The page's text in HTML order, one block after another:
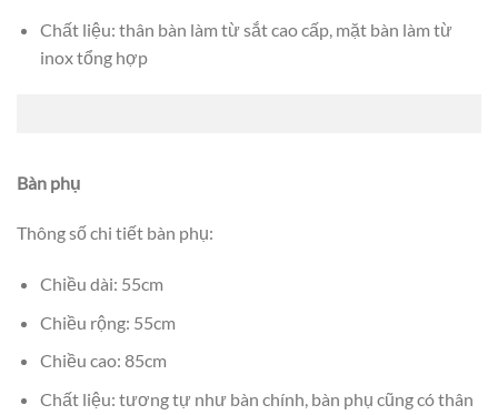
Chất liệu: thân bàn làm từ sắt cao cấp, mặt bàn làm từ
inox tổng hợp
Bàn phụ
Thông số chi tiết bàn phụ:
Chiều dài: 55cm
Chiều rộng: 55cm
Chiều cao: 85cm
Chất liệu: tương tự như bàn chính, bàn phụ cũng có thân